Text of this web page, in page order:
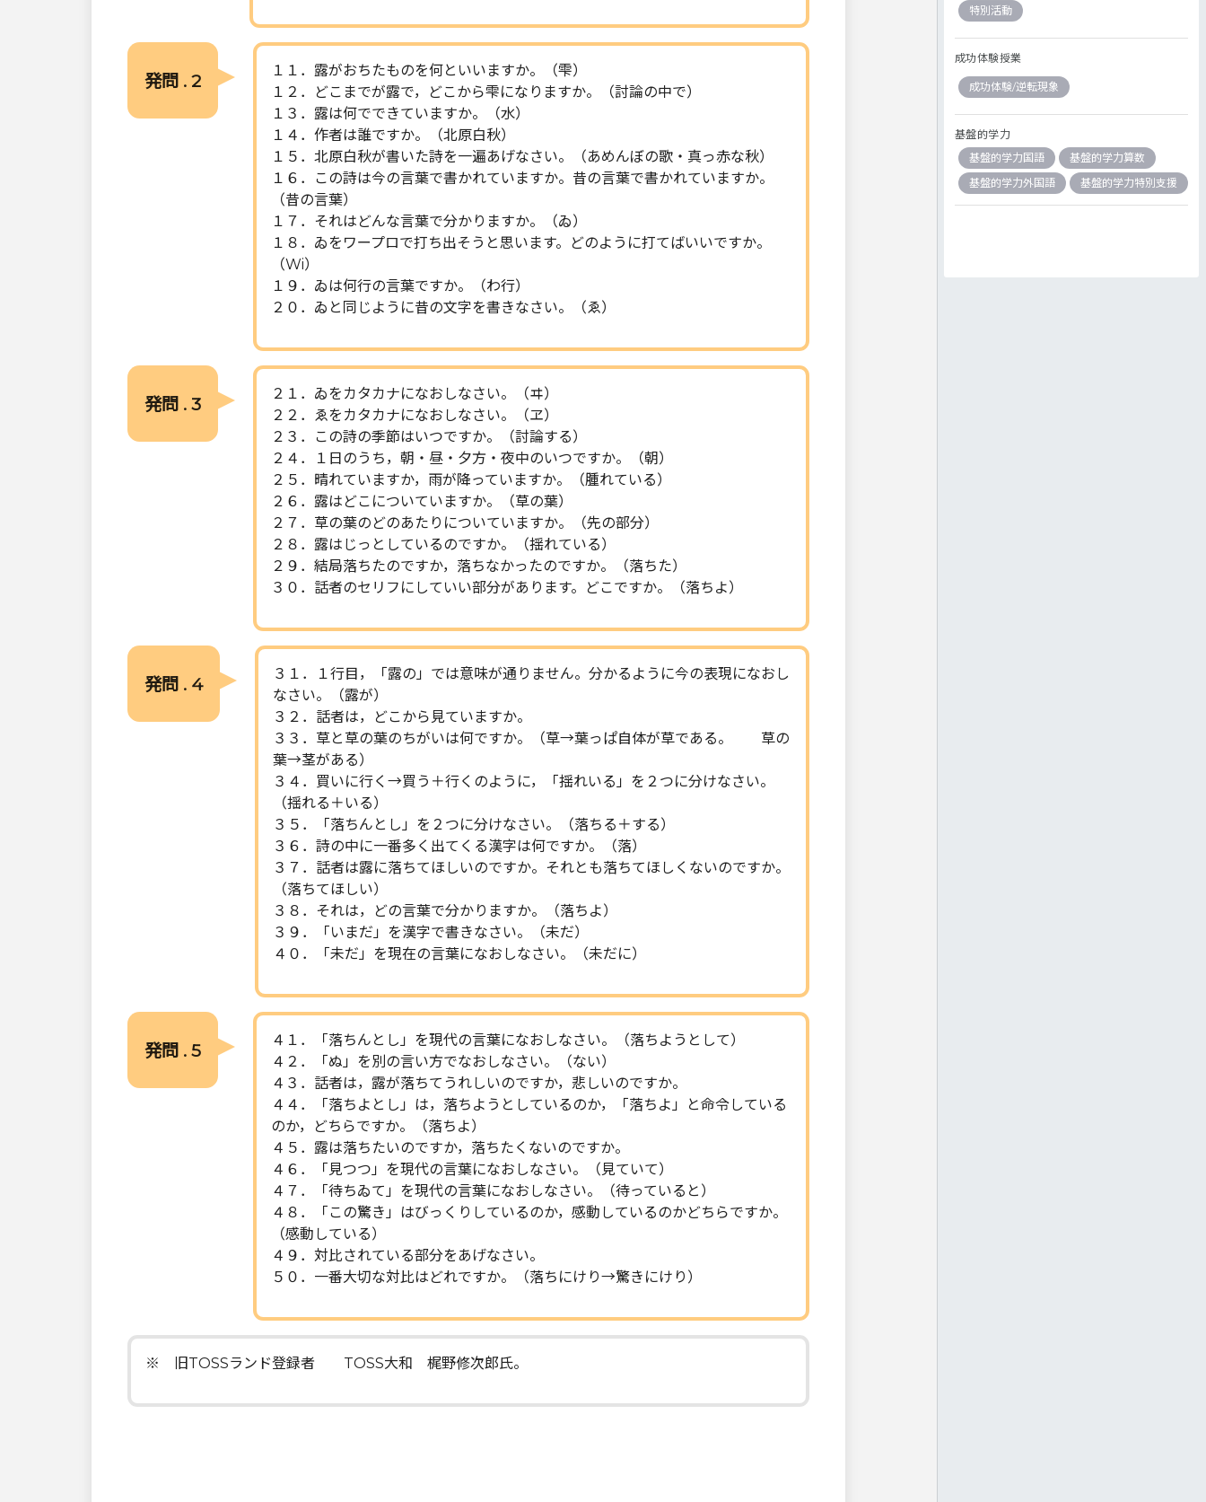
発問 . 2
１１．露がおちたものを何といいますか。（雫）
１２．どこまでが露で，どこから雫になりますか。（討論の中で）
１３．露は何でできていますか。（水）
１４．作者は誰ですか。（北原白秋）
１５．北原白秋が書いた詩を一遍あげなさい。（あめんぼの歌・真っ赤な秋）
１６．この詩は今の言葉で書かれていますか。昔の言葉で書かれていますか。
（昔の言葉）
１７．それはどんな言葉で分かりますか。（ゐ）
１８．ゐをワープロで打ち出そうと思います。どのように打てばいいですか。
（Wi）
１９．ゐは何行の言葉ですか。（わ行）
２０．ゐと同じように昔の文字を書きなさい。（ゑ）
発問 . 3
２１．ゐをカタカナになおしなさい。（ヰ）
２２．ゑをカタカナになおしなさい。（ヱ）
２３．この詩の季節はいつですか。（討論する）
２４．１日のうち，朝・昼・夕方・夜中のいつですか。（朝）
２５．晴れていますか，雨が降っていますか。（腫れている）
２６．露はどこについていますか。（草の葉）
２７．草の葉のどのあたりについていますか。（先の部分）
２８．露はじっとしているのですか。（揺れている）
２９．結局落ちたのですか，落ちなかったのですか。（落ちた）
３０．話者のセリフにしていい部分があります。どこですか。（落ちよ）
発問 . 4
３１．１行目，「露の」では意味が通りません。分かるように今の表現になおし
なさい。（露が）
３２．話者は，どこから見ていますか。
３３．草と草の葉のちがいは何ですか。（草→葉っぱ自体が草である。 草の
葉→茎がある）
３４．買いに行く→買う＋行くのように，「揺れいる」を２つに分けなさい。
（揺れる＋いる）
３５．「落ちんとし」を２つに分けなさい。（落ちる＋する）
３６．詩の中に一番多く出てくる漢字は何ですか。（落）
３７．話者は露に落ちてほしいのですか。それとも落ちてほしくないのですか。
（落ちてほしい）
３８．それは，どの言葉で分かりますか。（落ちよ）
３９．「いまだ」を漢字で書きなさい。（未だ）
４０．「未だ」を現在の言葉になおしなさい。（未だに）
発問 . 5
４１．「落ちんとし」を現代の言葉になおしなさい。（落ちようとして）
４２．「ぬ」を別の言い方でなおしなさい。（ない）
４３．話者は，露が落ちてうれしいのですか，悲しいのですか。
４４．「落ちよとし」は，落ちようとしているのか，「落ちよ」と命令している
のか，どちらですか。（落ちよ）
４５．露は落ちたいのですか，落ちたくないのですか。
４６．「見つつ」を現代の言葉になおしなさい。（見ていて）
４７．「待ちゐて」を現代の言葉になおしなさい。（待っていると）
４８．「この驚き」はびっくりしているのか，感動しているのかどちらですか。
（感動している）
４９．対比されている部分をあげなさい。
５０．一番大切な対比はどれですか。（落ちにけり→驚きにけり）
※ 旧TOSSランド登録者 TOSS大和 梶野修次郎氏。
特別活動
成功体験授業
成功体験/逆転現象
基盤的学力
基盤的学力国語
基盤的学力算数
基盤的学力外国語
基盤的学力特別支援